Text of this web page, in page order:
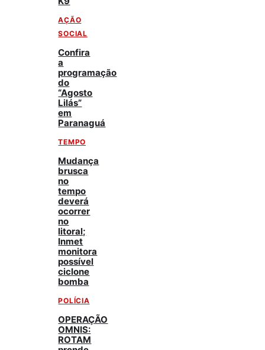
AÇÃO
SOCIAL
Confira
a
programação
do
“Agosto
Lilás”
em
Paranaguá
TEMPO
Mudança
brusca
no
tempo
deverá
ocorrer
no
litoral;
Inmet
monitora
possível
ciclone
bomba
POLÍCIA
OPERAÇÃO
OMNIS:
ROTAM